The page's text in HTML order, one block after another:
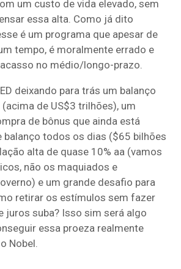
um custo de vida elevado, sem
essa alta. Como já dito
é um programa que apesar de
tempo, é moralmente errado e
no médio/longo-prazo.
deixando para trás um balanço
de US$3 trilhões), um
de bônus que ainda está
balanço todos os dias ($65 bilhões
alta de quase 10% aa (vamos
não os maquiados e
e um grande desafio para
retirar os estímulos sem fazer
juros suba? Isso sim será algo
essa proeza realmente
Nobel.